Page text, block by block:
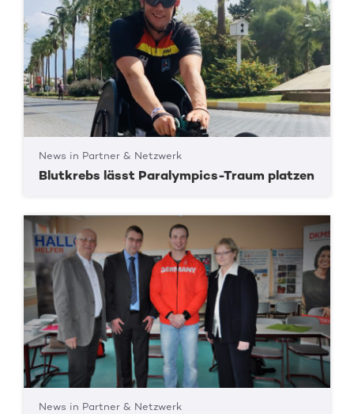
News in Partner & Netzwerk
Blutkrebs lässt Paralympics-Traum platzen
News in Partner & Netzwerk